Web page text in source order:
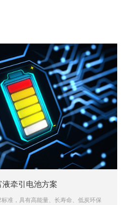
液牵引电池方案
准，具有高能量、长寿命、低炭环保